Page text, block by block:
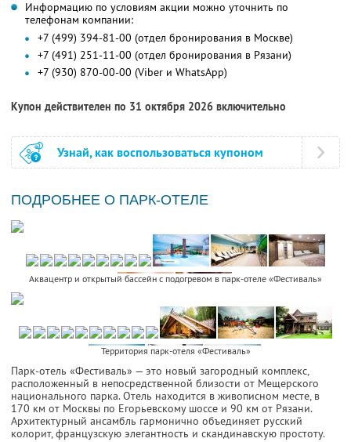
Информацию по условиям акции можно уточнить по
телефонам компании:
+7 (499) 394-81-00 (отдел бронирования в Москве)
+7 (491) 251-11-00 (отдел бронирования в Рязани)
+7 (930) 870-00-00 (Viber и WhatsApp)
Купон действителен по 31 октября 2026 включительно
Узнай, как воспользоваться купоном
ПОДРОБНЕЕ О ПАРК-ОТЕЛЕ
Аквацентр и открытый бассейн с подогревом в парк-отеле «Фестиваль»
Территория парк-отеля «Фестиваль»
Парк-отель «Фестиваль» — это новый загородный комплекс,
расположенный в непосредственной близости от Мещерского
национального парка. Отель находится в живописном месте, в
170 км от Москвы по Егорьевскому шоссе и 90 км от Рязани.
Архитектурный ансамбль гармонично объединяет русский
колорит, французскую элегантность и скандинавскую простоту.